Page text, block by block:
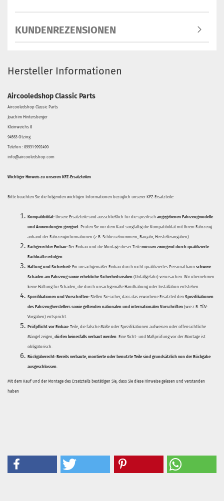
KUNDENREZENSIONEN
Hersteller Informationen
Aircooledshop Classic Parts
Aircooledshop Classic Parts
Joachim Hintersberger
Kleinweichs 8
94563 Otzing
Telefon : 09931 9992490
info@aircooledshop.com
Wichtiger Hinweis zu unseren KFZ-Ersatzteilen
Bitte beachten Sie die folgenden wichtigen Informationen bezüglich unserer KFZ-Ersatzteile:
Kompatibilität: Unsere Ersatzteile sind ausschließlich für die spezifisch angegebenen Fahrzeugmodelle
und Anwendungen geeignet. Prüfen Sie vor dem Kauf sorgfältig die Kompatibilität mit Ihrem Fahrzeug
anhand der Fahrzeuginformationen (z.B. Schlüsselnummern, Baujahr, Herstellerangaben).
Fachgerechter Einbau: Der Einbau und die Montage dieser Teile müssen zwingend durch qualifizierte
Fachkräfte erfolgen.
Haftung und Sicherheit: Ein unsachgemäßer Einbau durch nicht qualifiziertes Personal kann schwere
Schäden am Fahrzeug sowie erhebliche Sicherheitsrisiken (Unfallgefahr) verursachen. Wir übernehmen
keine Haftung für Schäden, die durch unsachgemäße Handhabung oder Installation entstehen.
Spezifikationen und Vorschriften: Stellen Sie sicher, dass das erworbene Ersatzteil den Spezifikationen
des Fahrzeugherstellers sowie geltenden nationalen und internationalen Vorschriften (wie z.B. TÜV-
Vorgaben) entspricht.
Prüfpflicht vor Einbau: Teile, die falsche Maße oder Spezifikationen aufweisen oder offensichtliche
Mängel zeigen, dürfen keinesfalls verbaut werden. Eine Sicht- und Maßprüfung vor der Montage ist
obligatorisch.
Rückgaberecht: Bereits verbaute, montierte oder benutzte Teile sind grundsätzlich von der Rückgabe
ausgeschlossen.
Mit dem Kauf und der Montage des Ersatzteils bestätigen Sie, dass Sie diese Hinweise gelesen und verstanden
haben